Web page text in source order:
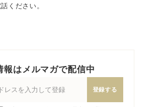
ください。
報はメルマガで配信中
登録する